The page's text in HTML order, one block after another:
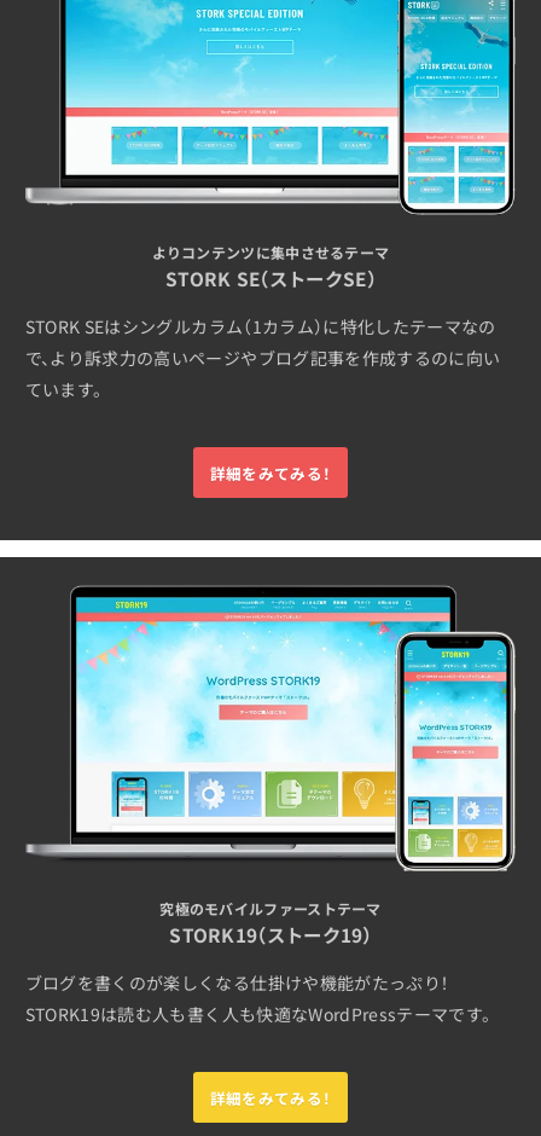
よりコンテンツに集中させるテーマ
STORK SE（ストークSE）
STORK SEはシングルカラム（1カラム）に特化したテーマなの
で、より訴求力の高いページやブログ記事を作成するのに向い
ています。
詳細をみてみる！
究極のモバイルファーストテーマ
STORK19（ストーク19）
ブログを書くのが楽しくなる仕掛けや機能がたっぷり！
STORK19は読む人も書く人も快適なWordPressテーマです。
詳細をみてみる！